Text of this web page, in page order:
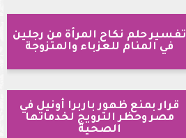
تفسير حلم نكاح المرأة من رجلين
في المنام للعزباء والمتزوجة
قرار بمنع ظهور باربرا أونيل في
مصر وحظر الترويج لخدماتها
الصحية